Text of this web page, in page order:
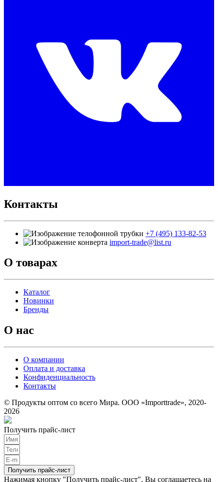
Контакты
+7 (495) 133-82-53
import-trade@list.ru
О товарах
Каталог
Новинки
Бренды
О нас
О компании
Оплата и доставка
Конфиденциальность
Контакты
© Продукты оптом со всего Мира. ООО «Importtrade», 2020-
2026
Получить прайс-лист
Получить прайс-лист
Нажимая кнопку "Получить прайс-лист", Вы соглашаетесь на